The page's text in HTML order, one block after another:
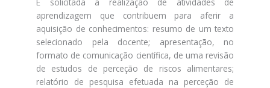
aprendizagem que contribuem para aferir a
aquisição de conhecimentos: resumo de um texto
selecionado pela docente; apresentação, no
formato de comunicação científica, de uma revisão
de estudos de perceção de riscos alimentares;
relatório de pesquisa efetuada na perceção de